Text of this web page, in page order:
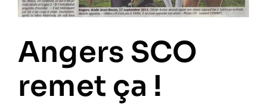
Angers SCO
remet ça !